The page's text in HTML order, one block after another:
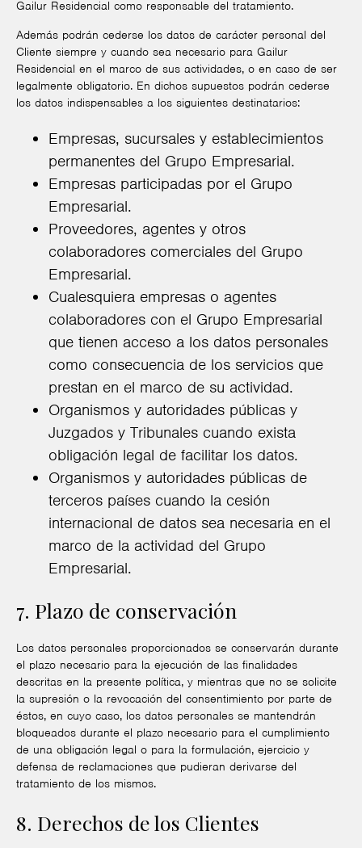
Gailur Residencial como responsable del tratamiento.
Además podrán cederse los datos de carácter personal del
Cliente siempre y cuando sea necesario para Gailur
Residencial en el marco de sus actividades, o en caso de ser
legalmente obligatorio. En dichos supuestos podrán cederse
los datos indispensables a los siguientes destinatarios:
Empresas, sucursales y establecimientos
permanentes del Grupo Empresarial.
Empresas participadas por el Grupo
Empresarial.
Proveedores, agentes y otros
colaboradores comerciales del Grupo
Empresarial.
Cualesquiera empresas o agentes
colaboradores con el Grupo Empresarial
que tienen acceso a los datos personales
como consecuencia de los servicios que
prestan en el marco de su actividad.
Organismos y autoridades públicas y
Juzgados y Tribunales cuando exista
obligación legal de facilitar los datos.
Organismos y autoridades públicas de
terceros países cuando la cesión
internacional de datos sea necesaria en el
marco de la actividad del Grupo
Empresarial.
7. Plazo de conservación
Los datos personales proporcionados se conservarán durante
el plazo necesario para la ejecución de las finalidades
descritas en la presente política, y mientras que no se solicite
la supresión o la revocación del consentimiento por parte de
éstos, en cuyo caso, los datos personales se mantendrán
bloqueados durante el plazo necesario para el cumplimiento
de una obligación legal o para la formulación, ejercicio y
defensa de reclamaciones que pudieran derivarse del
tratamiento de los mismos.
8. Derechos de los Clientes